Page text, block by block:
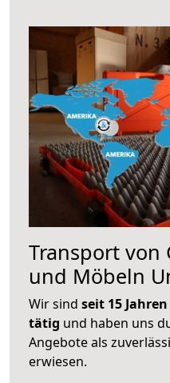
Transport von
und Möbeln
Wir sind seit 15
tätig und haben uns
Angebote als
erwiesen.